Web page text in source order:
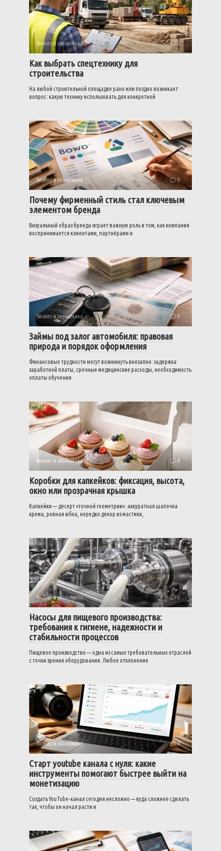
Бизнес и экономика 0
Как выбрать спецтехнику для
строительства
На любой строительной площадке рано или поздно возникает
вопрос: какую технику использовать для конкретной
Бизнес и экономика 0
Почему фирменный стиль стал ключевым
элементом бренда
Визуальный образ бренда играет важную роль в том, как компания
воспринимается клиентами, партнёрами и
Бизнес и экономика 0
Займы под залог автомобиля: правовая
природа и порядок оформления
Финансовые трудности могут возникнуть внезапно: задержка
заработной платы, срочные медицинские расходы, необходимость
оплаты обучения
Бизнес и экономика 0
Коробки для капкейков: фиксация, высота,
окно или прозрачная крышка
Капкейки — десерт «точной геометрии»: аккуратная шапочка
крема, ровная юбка, нередко декор из мастики,
Бизнес и экономика 0
Насосы для пищевого производства:
требования к гигиене, надежности и
стабильности процессов
Пищевое производство — одна из самых требовательных отраслей
с точки зрения оборудования. Любое отклонение
Бизнес и экономика 0
Старт youtube канала с нуля: какие
инструменты помогают быстрее выйти на
монетизацию
Создать YouTube-канал сегодня несложно — куда сложнее сделать
так, чтобы он начал расти и